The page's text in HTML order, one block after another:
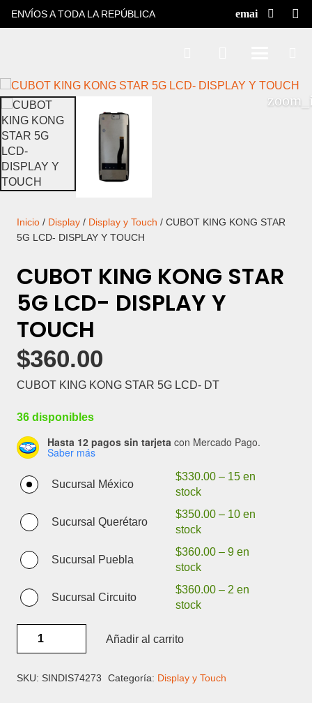
ENVÍOS A TODA LA REPÚBLICA
Inicio / Display / Display y Touch / CUBOT KING KONG STAR
5G LCD- DISPLAY Y TOUCH
CUBOT KING KONG STAR
5G LCD- DISPLAY Y
TOUCH
$360.00
CUBOT KING KONG STAR 5G LCD- DT
36 disponibles
Hasta 12 pagos sin tarjeta con Mercado Pago.
Saber más
Sucursal México
$330.00 – 15 en
stock
Sucursal Querétaro
$350.00 – 10 en
stock
Sucursal Puebla
$360.00 –9 en
stock
Sucursal Circuito
$360.00 – 2 en
stock
KING
STAR
Añadir al carrito
SKU: SINDIS74273 Categoría: Display y Touch